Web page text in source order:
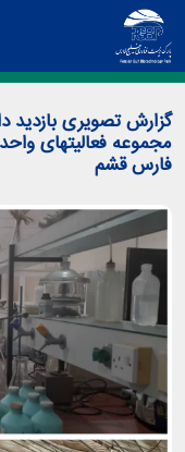
گزارش تصویری بازدید
مجموعه فعالیتهای
فارس قشم